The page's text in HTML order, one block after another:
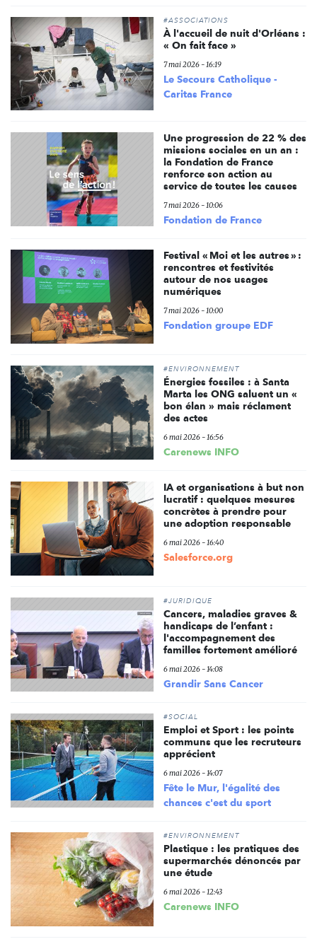
#ASSOCIATIONS
À l'accueil de nuit d'Orléans :
« On fait face »
7 mai 2026 - 16:19
Le Secours Catholique -
Caritas France
Une progression de 22 % des
missions sociales en un an :
la Fondation de France
renforce son action au
service de toutes les causes
7 mai 2026 - 10:06
Fondation de France
Festival « Moi et les autres » :
rencontres et festivités
autour de nos usages
numériques
7 mai 2026 - 10:00
Fondation groupe EDF
#ENVIRONNEMENT
Énergies fossiles : à Santa
Marta les ONG saluent un «
bon élan » mais réclament
des actes
6 mai 2026 - 16:56
Carenews INFO
IA et organisations à but non
lucratif : quelques mesures
concrètes à prendre pour
une adoption responsable
6 mai 2026 - 16:40
Salesforce.org
#JURIDIQUE
Cancers, maladies graves &
handicaps de l’enfant :
l'accompagnement des
familles fortement amélioré
6 mai 2026 - 14:08
Grandir Sans Cancer
#SOCIAL
Emploi et Sport : les points
communs que les recruteurs
apprécient
6 mai 2026 - 14:07
Fête le Mur, l'égalité des
chances c'est du sport
#ENVIRONNEMENT
Plastique : les pratiques des
supermarchés dénoncés par
une étude
6 mai 2026 - 12:43
Carenews INFO